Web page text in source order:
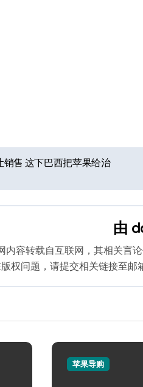
销售 这下巴西把苹果给治
由
内容转载自互联网，其相关言
权问题，请提交相关链接至邮
苹果导购